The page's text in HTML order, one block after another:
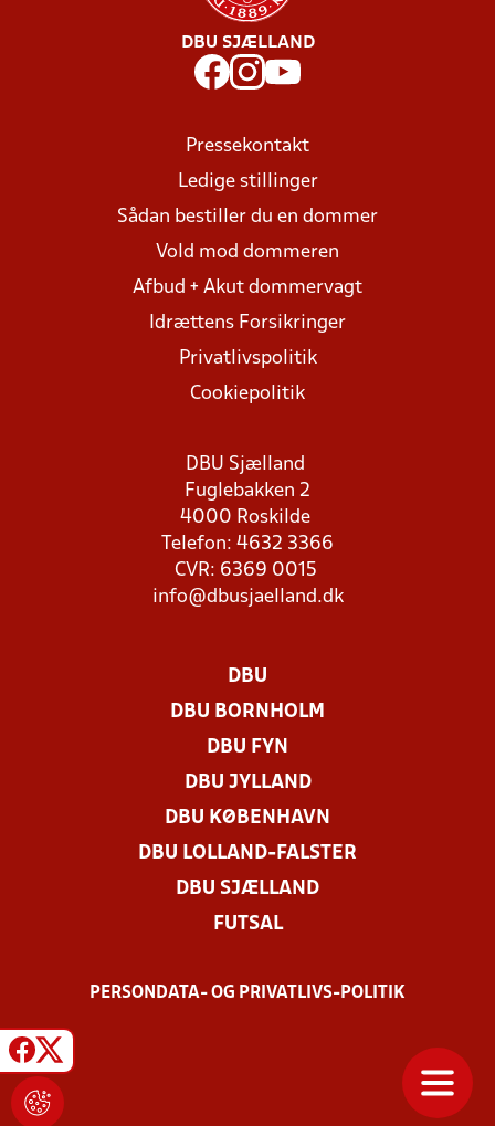
DBU SJÆLLAND
Pressekontakt
Ledige stillinger
Sådan bestiller du en dommer
Vold mod dommeren
Afbud + Akut dommervagt
Idrættens Forsikringer
Privatlivspolitik
Cookiepolitik
DBU Sjælland
Fuglebakken 2
4000 Roskilde
Telefon: 4632 3366
CVR: 6369 0015
info@dbusjaelland.dk
DBU
DBU BORNHOLM
DBU FYN
DBU JYLLAND
DBU KØBENHAVN
DBU LOLLAND-FALSTER
DBU SJÆLLAND
FUTSAL
PERSONDATA- OG PRIVATLIVS-POLITIK